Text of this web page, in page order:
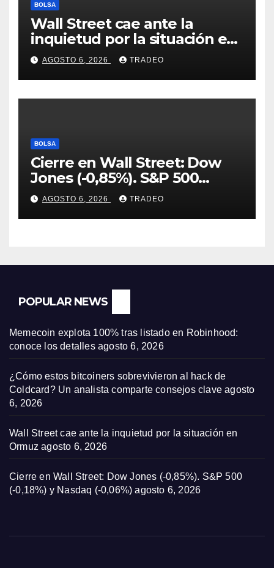
BOLSA
Wall Street cae ante la
inquietud por la situación en
Ormuz
AGOSTO 6, 2026 TRADEO
BOLSA
Cierre en Wall Street: Dow
Jones (-0,85%). S&P 500
(-0,18%) y Nasdaq (-0,06%)
AGOSTO 6, 2026 TRADEO
POPULAR NEWS
Memecoin explota 100% tras listado en Robinhood:
conoce los detalles agosto 6, 2026
¿Cómo estos bitcoiners sobrevivieron al hack de
Coldcard? Un analista comparte consejos clave agosto
6, 2026
Wall Street cae ante la inquietud por la situación en
Ormuz agosto 6, 2026
Cierre en Wall Street: Dow Jones (-0,85%). S&P 500
(-0,18%) y Nasdaq (-0,06%) agosto 6, 2026